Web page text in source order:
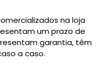
na loja
um prazo de
garantia, têm
a caso.